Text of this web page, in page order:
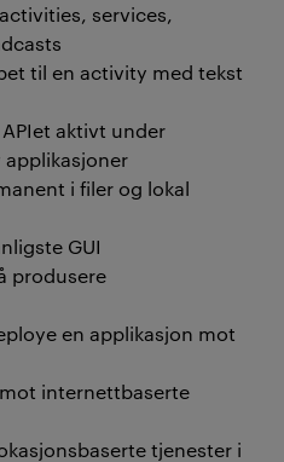
services,
til en activity med tekst
aktivt under
i filer og lokal
GUI
produsere
en applikasjon mot
internettbaserte
tjenester i